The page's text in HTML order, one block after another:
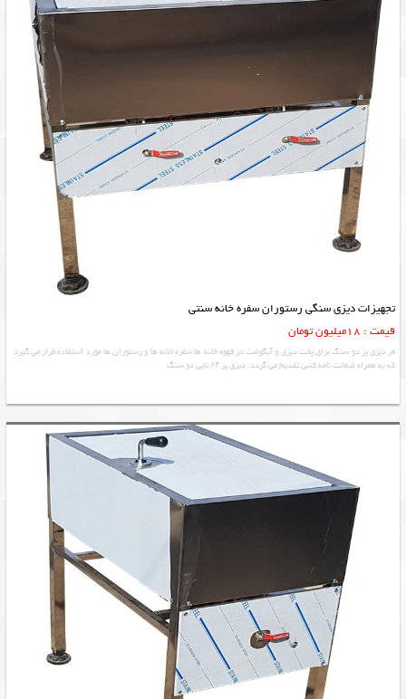
تجهیزات دیزی سنگی رستوران سفره خانه سنتی
قیمت : 18میلیون تومان
فر دیزی پز دو سنگ برای پخت دیزی و آبگوشت در قهوه خانه ها سفره خانه ها و رستوران ها مورد استفاده قرار می گیرد
که به همراه ضمانت نامه کتبی تقدیم می گردد. دیزی پز ۶۴ تایی دو سنگ